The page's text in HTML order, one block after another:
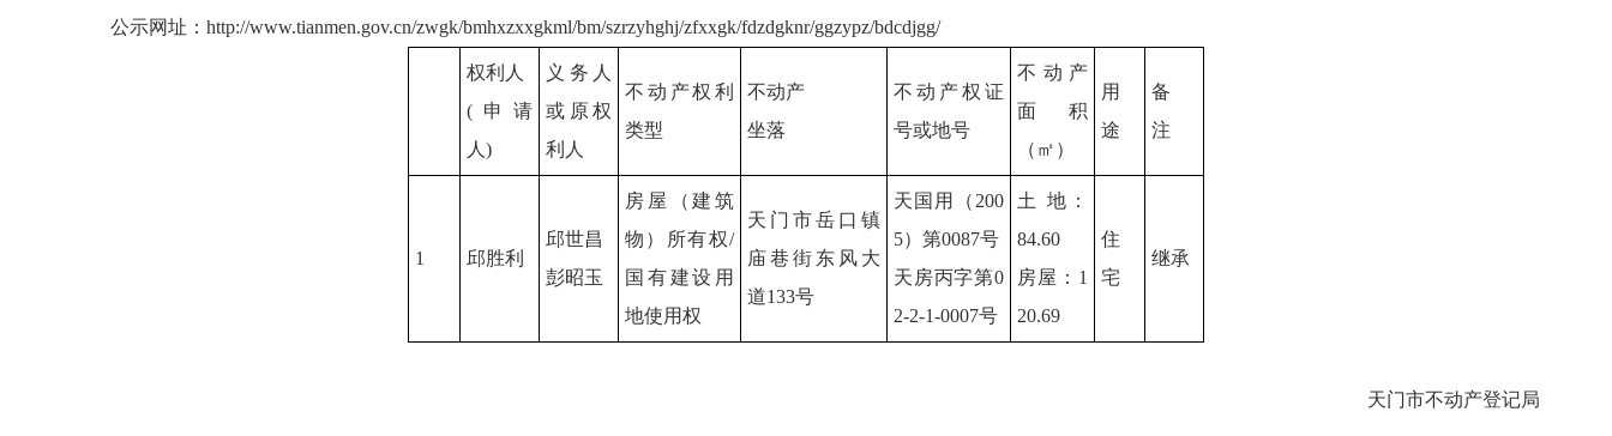
公示网址：http://www.tianmen.gov.cn/zwgk/bmhxzxxgkml/bm/szrzyhghj/zfxxgk/fdzdgknr/ggzypz/bdcdjgg/
权利人
(申请
人)
义务人
或原权
利人
不动产权利
类型
不动产
坐落
不动产权证
号或地号
不动产
面积
（㎡）
用
途
备
注
1 邱胜利
邱世昌
彭昭玉
房屋（建筑
物）所有权/
国有建设用
地使用权
天门市岳口镇
庙巷街东风大
道133号
天国用（200
5）第0087号
天房丙字第0
2-2-1-0007号
土 地：
84.60
房屋：1
20.69
住
宅
继承
天门市不动产登记局